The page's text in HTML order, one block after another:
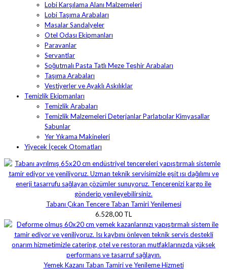
Lobi Karşılama Alanı Malzemeleri
Lobi Taşıma Arabaları
Masalar Sandalyeler
Otel Odası Ekipmanları
Paravanlar
Servantlar
Soğutmalı Pasta Tatlı Meze Teşhir Arabaları
Taşıma Arabaları
Vestiyerler ve Ayaklı Askılıklar
Temizlik Ekipmanları
Temizlik Arabaları
Temizlik Malzemeleri Deterjanlar Parlatıcılar Kimyasallar
Sabunlar
Yer Yıkama Makineleri
Yiyecek İçecek Otomatları
Tabanı Çıkan Tencere Taban Tamiri Yenilemesi
6.528,00 TL
Yemek Kazanı Taban Tamiri ve Yenileme Hizmeti